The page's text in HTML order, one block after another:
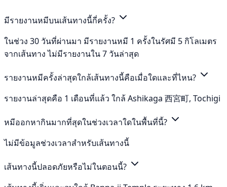
มีรายงานหมีบนเส้นทางนี้กี่ครั้ง?
ในช่วง 30 วันที่ผ่านมา มีรายงานหมี 1 ครั้งในรัศมี 5 กิโลเมตร
จากเส้นทาง ไม่มีรายงานใน 7 วันล่าสุด
รายงานหมีครั้งล่าสุดใกล้เส้นทางนี้คือเมื่อใดและที่ไหน?
รายงานล่าสุดคือ 1 เดือนที่แล้ว ใกล้ Ashikaga 西宮町, Tochigi
หมีออกหากินมากที่สุดในช่วงเวลาใดในพื้นที่นี้?
ไม่มีข้อมูลช่วงเวลาสำหรับเส้นทางนี้
เส้นทางนี้ปลอดภัยหรือไม่ในตอนนี้?